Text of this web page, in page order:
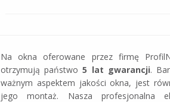
Na okna oferowane przez firmę
otrzymują państwo5 lat gwarancji.
ważnym aspektem jakości okna, jest
jego montaż. Nasza profesjonalna